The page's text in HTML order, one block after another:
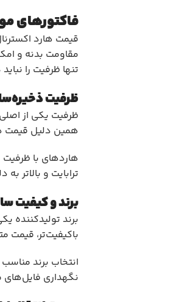
فاکتورهای
قیمت هارد
مقاومت بدنه و
تنها ظرفیت را
ظرفیت
ظرفیت یکی از
همین دلیل قیمت هارد اکسترنال ۱ ترابایت
ترابایت و بالاتر
برند و کیفیت
برند تولیدکننده
باکیفیت‌تر، قیمت
انتخاب برند
نگهداری فایل‌های